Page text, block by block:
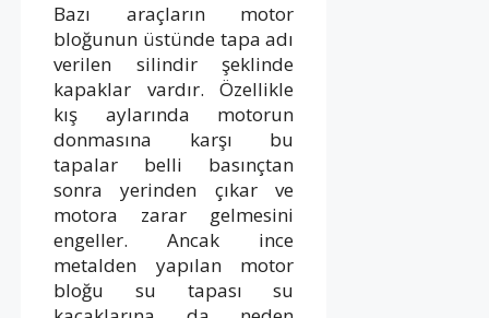
Bazı araçların motor
bloğunun üstünde tapa adı
verilen silindir şeklinde
kapaklar vardır. Özellikle
kış aylarında motorun
donmasına karşı bu
tapalar belli basınçtan
sonra yerinden çıkar ve
motora zarar gelmesini
engeller. Ancak ince
metalden yapılan motor
bloğu su tapası su